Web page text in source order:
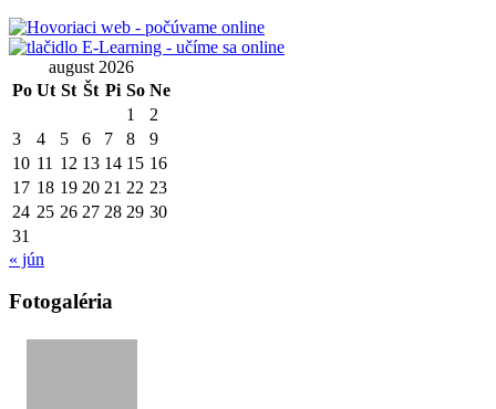
august 2026
Po Ut St Št Pi So Ne
1
2
3
4 5 6 7 8
9
10 11 12 13 14 15 16
17 18 19 20 21 22 23
24 25 26 27 28 29 30
31
« jún
Fotogaléria